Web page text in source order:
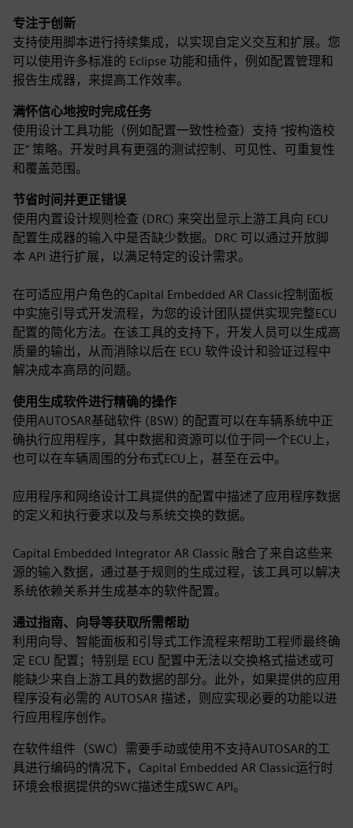
专注于创新
支持使用脚本进行持续集成，以实现自定义交互和扩展。您
可以使用许多标准的 Eclipse 功能和插件，例如配置管理和
报告生成器，来提高工作效率。
满怀信心地按时完成任务
使用设计工具功能（例如配置一致性检查）支持 “按构造校
正” 策略。开发时具有更强的测试控制、可见性、可重复性
和覆盖范围。
节省时间并更正错误
使用内置设计规则检查 (DRC) 来突出显示上游工具向 ECU
配置生成器的输入中是否缺少数据。DRC 可以通过开放脚
本 API 进行扩展，以满足特定的设计需求。
在可适应用户角色的Capital Embedded AR Classic控制面板
中实施引导式开发流程，为您的设计团队提供实现完整ECU
配置的简化方法。在该工具的支持下，开发人员可以生成高
质量的输出，从而消除以后在 ECU 软件设计和验证过程中
解决成本高昂的问题。
使用生成软件进行精确的操作
使用AUTOSAR基础软件 (BSW) 的配置可以在车辆系统中正
确执行应用程序，其中数据和资源可以位于同一个ECU上，
也可以在车辆周围的分布式ECU上，甚至在云中。
应用程序和网络设计工具提供的配置中描述了应用程序数据
的定义和执行要求以及与系统交换的数据。
Capital Embedded Integrator AR Classic 融合了来自这些来
源的输入数据，通过基于规则的生成过程，该工具可以解决
系统依赖关系并生成基本的软件配置。
通过指南、向导等获取所需帮助
利用向导、智能面板和引导式工作流程来帮助工程师最终确
定 ECU 配置；特别是 ECU 配置中无法以交换格式描述或可
能缺少来自上游工具的数据的部分。此外，如果提供的应用
程序没有必需的 AUTOSAR 描述，则应实现必要的功能以进
行应用程序创作。
在软件组件（SWC）需要手动或使用不支持AUTOSAR的工
具进行编码的情况下，Capital Embedded AR Classic运行时
环境会根据提供的SWC描述生成SWC API。